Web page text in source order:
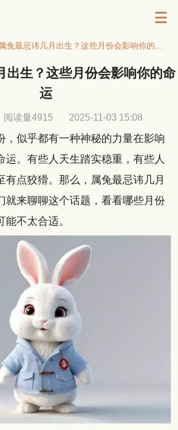
出生？这些月份会影响你的命
运
阅读量4915 2025-11-03 15:08
，似乎都有一种神秘的力量在影响
运。有些人天生踏实稳重，有些人
有点狡猾。那么，属兔最忌讳几月
就来聊聊这个话题，看看哪些月份
不太合适。